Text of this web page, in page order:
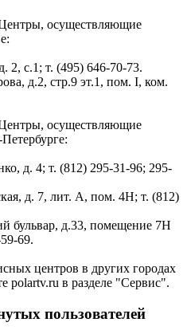
осуществляющие
2, с.1; т. (495) 646-70-73.
д.2, стр.9 эт.1, пом. I, ком.
осуществляющие
д. 4; т. (812) 295-31-96; 295-
д. 7, лит. А, пом. 4Н; т. (812)
бульвар, д.33, помещение 7Н
69.
центров в других городах
polartv.ru в разделе "Сервис".
пользователей